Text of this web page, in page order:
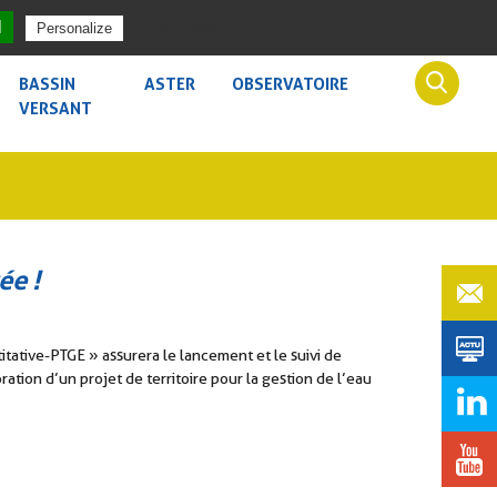
BASSIN
VERSANT
ASTER OBSERVATOIRE
!
PTGE » assurera le lancement et le suivi de
d’un projet de territoire pour la gestion de l’eau
Personalize